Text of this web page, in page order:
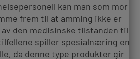
kan man som mor
frem til at amming ikke er
av den medisinske tilstanden til
spiller spesialnæring en
da denne type produkter gir